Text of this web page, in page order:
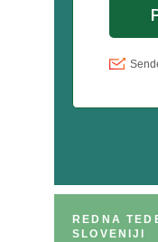
REDNA
SLOVENIJI